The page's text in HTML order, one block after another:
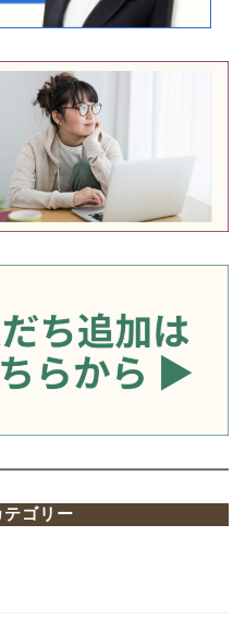
ゴリー